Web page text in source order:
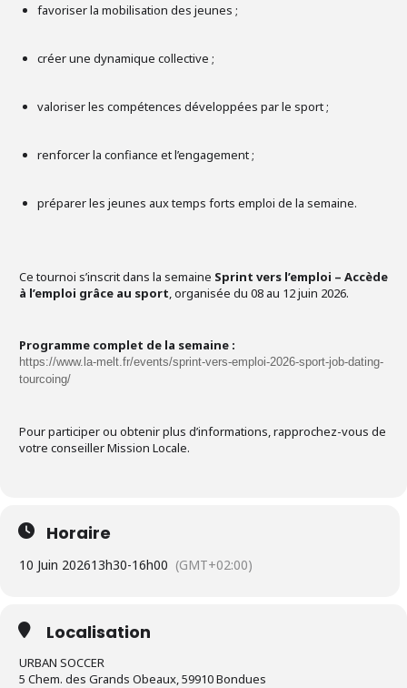
favoriser la mobilisation des jeunes ;
créer une dynamique collective ;
valoriser les compétences développées par le sport ;
renforcer la confiance et l’engagement ;
préparer les jeunes aux temps forts emploi de la semaine.
Ce tournoi s’inscrit dans la semaine Sprint vers l’emploi – Accède
à l’emploi grâce au sport, organisée du 08 au 12 juin 2026.
Programme complet de la semaine :
https://www.la-melt.fr/events/sprint-vers-emploi-2026-sport-job-dating-
tourcoing/
Pour participer ou obtenir plus d’informations, rapprochez-vous de
votre conseiller Mission Locale.
Horaire
10 Juin 202613h30-16h00 (GMT+02:00)
Localisation
URBAN SOCCER
5 Chem. des Grands Obeaux, 59910 Bondues